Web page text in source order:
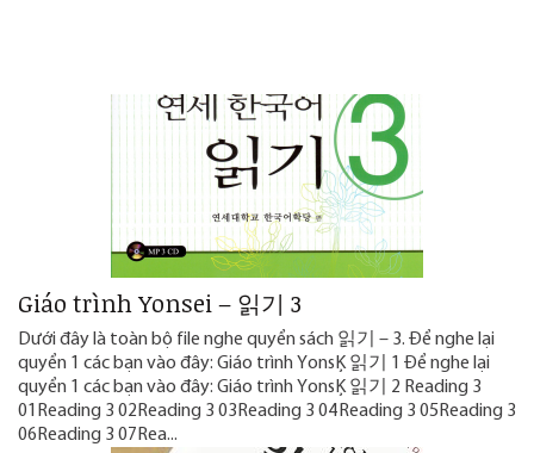
Giáo trình Yonsei – 읽기 3
Dưới đây là toàn bộ file nghe quyển sách 읽기 – 3. Để nghe lại
quyển 1 các bạn vào đây: Giáo trình Yonsei 읽기 1 Để nghe lại
quyển 1 các bạn vào đây: Giáo trình Yonsei 읽기 2 Reading 3
01Reading 3 02Reading 3 03Reading 3 04Reading 3 05Reading 3
06Reading 3 07Rea...